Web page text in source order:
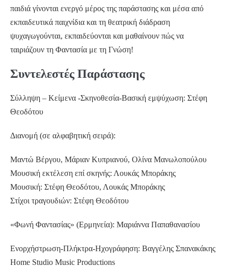
παιδιά γίνονται ενεργό μέρος της παράστασης και μέσα από
εκπαιδευτικά παιχνίδια και τη θεατρική διάδραση
ψυχαγωγούνται, εκπαιδεύονται και μαθαίνουν πώς να
ταιριάζουν τη Φαντασία με τη Γνώση!
Συντελεστές Παράστασης
Σύλληψη – Κείμενα -Σκηνοθεσία-Βασική εμψύχωση: Στέφη
Θεοδότου
Διανομή (σε αλφαβητική σειρά):
Μαντώ Βέργου, Μάριαν Κυπριανού, Ολίνα Μανωλοπούλου
Μουσική εκτέλεση επί σκηνής: Λουκάς Μποράκης
Μουσική: Στέφη Θεοδότου, Λουκάς Μποράκης
Στίχοι τραγουδιών: Στέφη Θεοδότου
«Φωνή Φαντασίας» (Ερμηνεία): Μαριάννα Παπαθανασίου
Ενορχήστρωση-Πλήκτρα-Ηχογράφηση: Βαγγέλης Σπανακάκης
Home Studio Music Productions